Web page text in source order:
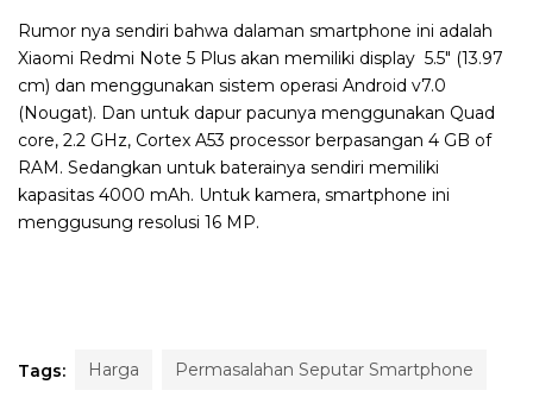
Rumor nya sendiri bahwa dalaman smartphone ini adalah
Xiaomi Redmi Note 5 Plus akan memiliki display 5.5″ (13.97
cm) dan menggunakan sistem operasi Android v7.0
(Nougat). Dan untuk dapur pacunya menggunakan Quad
core, 2.2 GHz, Cortex A53 processor berpasangan 4 GB of
RAM. Sedangkan untuk baterainya sendiri memiliki
kapasitas 4000 mAh. Untuk kamera, smartphone ini
menggusung resolusi 16 MP.
Tags: Harga Permasalahan Seputar Smartphone